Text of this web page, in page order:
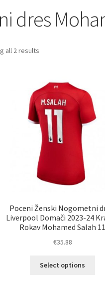
dres
all 2 resultsSorted
Poceni Ženski Nogometni
Liverpool Domači 2023-24
Rokav Mohamed Salah 11
€35.88
Select options